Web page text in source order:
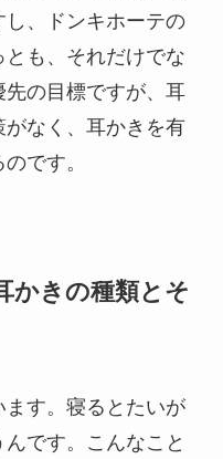
、ドンキホーテの
も、それだけでな
先の目標ですが、耳
なく、耳かきを有
です。
かきの種類とそ
す。寝るとたいが
です。こんなこと